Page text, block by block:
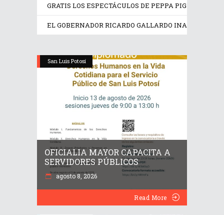
GRATIS LOS ESPECTÁCULOS DE PEPPA PIG Y
EL GOBERNADOR RICARDO GALLARDO INAUGURA
San Luis Potosí
OFICIALIA MAYOR CAPACITA A
SERVIDORES PÚBLICOS
agosto 8, 2026
Read More